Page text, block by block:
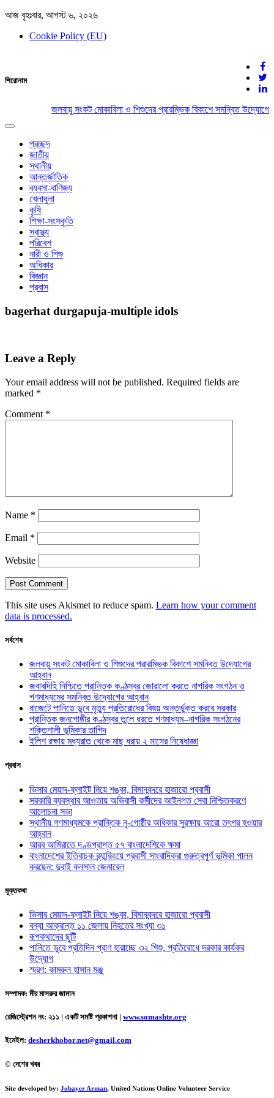
আজ বৃহঃবার, আগস্ট ৬, ২০২৬
Cookie Policy (EU)
দেশের খবর
যুক্ত থাকুন দেশের সঙ্গে
শিরোনাম
জলবায়ু সংকট মোকাবিলা ও শিশুদের প্রারম্ভিক বিকাশে সমন্বিত উদ্যোগের
Toggle
navigation
প্রচ্ছদ
জাতীয়
স্থানীয়
আন্তর্জাতিক
ব্যবসা-বাণিজ্য
খেলাধুলা
কৃষি
শিক্ষা-সংস্কৃতি
স্বাস্থ্য
পরিবেশ
নারী ও শিশু
অধিকার
বিজ্ঞান
প্রবাস
bagerhat durgapuja-multiple idols
Leave a Reply
Your email address will not be published. Required fields are
marked *
Comment *
Name *
Email *
Website
This site uses Akismet to reduce spam. Learn how your comment
data is processed.
সর্বশেষ
জলবায়ু সংকট মোকাবিলা ও শিশুদের প্রারম্ভিক বিকাশে সমন্বিত উদ্যোগের
আহ্বান
জবাবদিহি নিশ্চিতে প্রান্তিক কণ্ঠস্বর জোরালো করতে নাগরিক সংগঠন ও
গণমাধ্যমের সমন্বিত উদ্যোগের আহ্বান
বাজেটে পানিতে ডুবে মৃত্যু প্রতিরোধের বিষয় অন্তর্ভুক্ত করবে সরকার
প্রান্তিক জনগোষ্ঠীর কণ্ঠস্বর তুলে ধরতে গণমাধ্যম–নাগরিক সংগঠনের
শক্তিশালী ভূমিকার তাগিদ
ইলিশ রক্ষায় মধ্যরাত থেকে মাছ ধরায় ২ মাসের নিষেধাজ্ঞা
প্রবাস
ভিসার মেয়াদ-ফ্লাইট নিয়ে শঙ্কা, বিমানবন্দরে হাজারো প্রবাসী
সরকারি ব্যবস্থার আওতায় অভিবাসী কর্মীদের আইনগত সেবা নিশ্চিতকরণে
আলোচনা সভা
স্থানীয় গণমাধ্যমকে প্রান্তিক নৃ-গোষ্ঠীর অধিকার সুরক্ষায় আরো তৎপর হওয়ার
আহ্বান
আরব আমিরাতে দণ্ডপ্রাপ্ত ৫৭ বাংলাদেশিকে ক্ষমা
বাংলাদেশের ইতিবাচক ব্র্যান্ডিংয়ে প্রবাসী সাংবাদিকরা গুরুত্বপূর্ণ ভূমিকা পালন
করছেন: দুবাই কনসাল জেনারেল
মুক্তকথা
ভিসার মেয়াদ-ফ্লাইট নিয়ে শঙ্কা, বিমানবন্দরে হাজারো প্রবাসী
বন্যা আক্রান্ত ১১ জেলায় নিহতের সংখ্যা ৩১
রূপকথাদের ছুটি
পানিতে ডুবে প্রতিদিন প্রাণ হারাচ্ছে ৩২ শিশু, প্রতিরোধে দরকার কার্যকর
উদ্যোগ
স্মরণ: কামরুল হাসান মঞ্জু
সম্পাদক: মীর মাসরুর জামান
রেজিস্ট্রেশন নং: ২১১ | একটি সমষ্টি প্রকাশনা | www.somashte.org
ইমেইল: desherkhobor.net@gmail.com
© দেশের খবর
Site developed by: Jobayer Arman, United Nations Online Volunteer Service